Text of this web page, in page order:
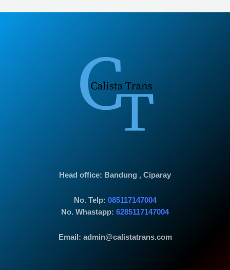
Head office: Bandung , Ciparay
No. Telp: 085117147004
No. Whastapp: 6285117147004
Email: admin@calistatrans.com